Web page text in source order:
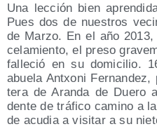
Una lec­ción bien
Pues dos de nues­tros
de Mar­zo. En el año
ce­la­mien­to, el pre­so
falle­ció en su domi­ci­lio.
abue­la Antxo­ni
te­ra de Aran­da de Due­ro
den­te de trá­fi­co camino a
de acu­dia a visi­tar a su